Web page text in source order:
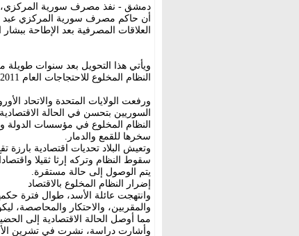
دمشق - نفذ مصرف سورية المركزي،
أن حاكم مصرف سورية المركزي عبد
العلاقات المصرفية بعد الإطاحة ببشار
ويأتي هذا التحويل بعد سنوات طويلة
النظام المخلوع للاحتجاجات العام 2011.
ورفعت الولايات المتحدة والاتحاد
السوريين بتحسن في الحالة
النظام المخلوع في مؤسسات الدولة
سخرها للقمع والدمار.
وتعيش البلاد تحديات اقتصادية
سقوط النظام وتركه إرثا ثقيلا
يتم الوصول إلى حالة مستقرة.
إضرار النظام المخلوع بالاقتصاد
وانتهجت عائلة الأسد، طوال فترة
والمقربين، والاحتكار والمحاصصة،
مما أوصل الحالة الاقتصادية إلى